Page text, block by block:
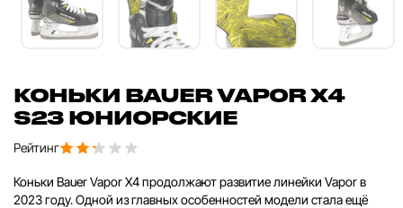
КОНЬКИ BAUER VAPOR X4
S23 ЮНИОРСКИЕ
Рейтинг
Коньки Bauer Vapor X4 продолжают развитие линейки Vapor в
2023 году. Одной из главных особенностей модели стала ещё